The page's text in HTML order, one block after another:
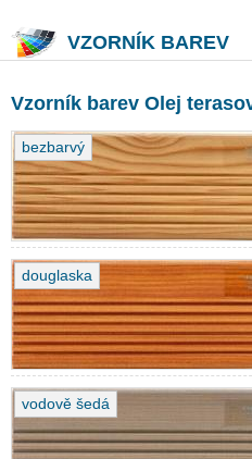
VZORNÍK BAREV
Vzorník barev Olej
bezbarvý
douglaska
vodově šedá